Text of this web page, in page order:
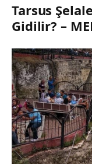
Tarsus
Gidilir? –